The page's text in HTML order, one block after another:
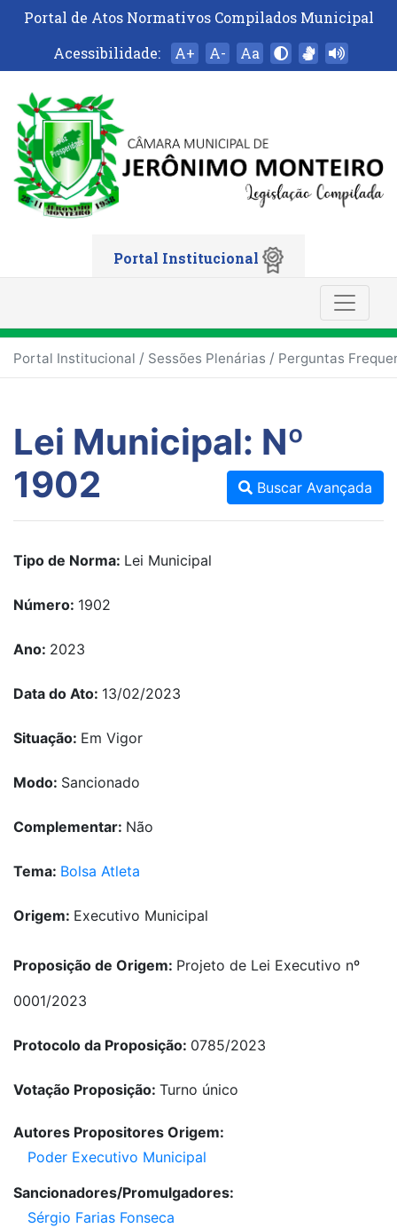
Portal de Atos Normativos Compilados Municipal
Acessibilidade:
A+ A- Aa
Portal Institucional
Portal Institucional / Sessões Plenárias / Perguntas
Lei Municipal: Nº
1902
Buscar Avançada
Tipo de Norma: Lei Municipal
Número: 1902
Ano: 2023
Data do Ato: 13/02/2023
Situação: Em Vigor
Modo: Sancionado
Complementar: Não
Tema: Bolsa Atleta
Origem: Executivo Municipal
Proposição de Origem: Projeto de Lei Executivo nº
0001/2023
Protocolo da Proposição: 0785/2023
Votação Proposição: Turno único
Autores Propositores Origem:
Poder Executivo Municipal
Sancionadores/Promulgadores:
Sérgio Farias Fonseca